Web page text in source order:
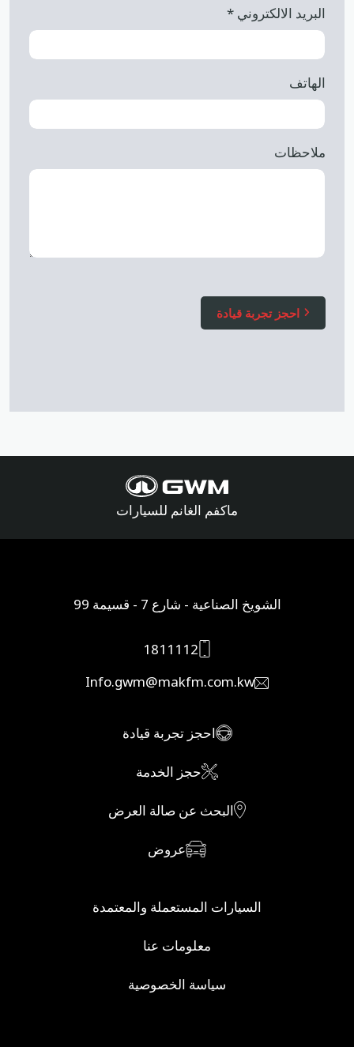
البريد الالكتروني *
الهاتف
ملاحظات
ماكفم الغانم للسيارات
الشويخ الصناعية - شارع 7 - قسيمة 99
1811112
Info.gwm@makfm.com.kw
احجز تجربة قيادة
حجز الخدمة
البحث عن صالة العرض
عروض
السيارات المستعملة والمعتمدة
معلومات عنا
سياسة الخصوصية